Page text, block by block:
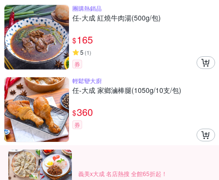
團購熱銷品
任-大成 紅燒牛肉湯(500g/包)
$165
5 (1)
券
輕鬆變大廚
任-大成 家鄉滷棒腿(1050g/10支/包)
$360
券
義美x大成 名店熱搜 全館65折起！